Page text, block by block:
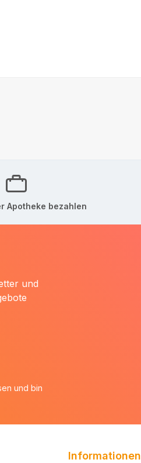
Apotheke bezahlen
und
und bin
Informationen